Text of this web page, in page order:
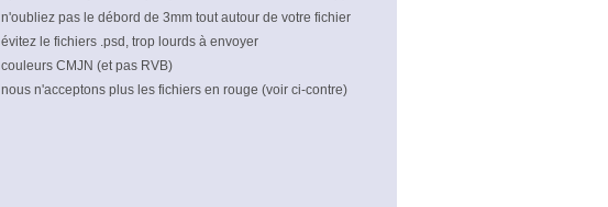
n'oubliez pas le débord de 3mm tout autour de votre fichier
évitez le fichiers .psd, trop lourds à envoyer
couleurs CMJN (et pas RVB)
nous n'acceptons plus les fichiers en rouge (voir ci-contre)